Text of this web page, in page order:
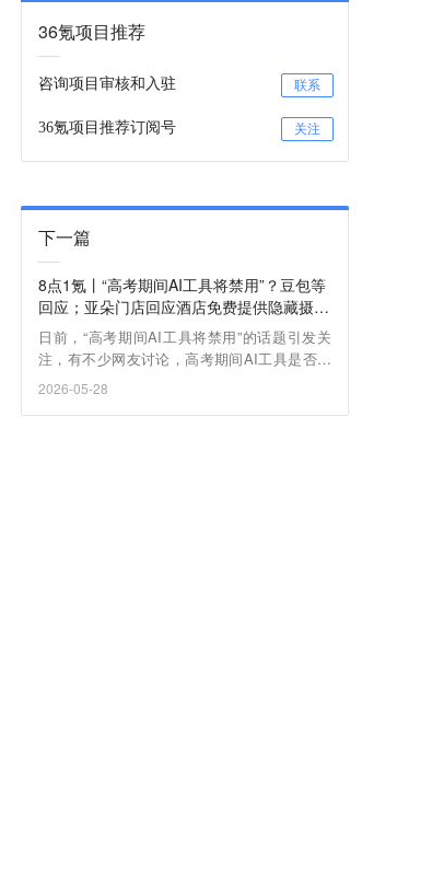
36氪项目推荐
咨询项目审核和入驻 联系
36氪项目推荐订阅号 关注
下一篇
8点1氪丨“高考期间AI工具将禁用”？豆包等
回应；亚朵门店回应酒店免费提供隐藏摄像
头检测仪；三星工会同意新薪酬方案，人均
270万元奖金
日前，“高考期间AI工具将禁用”的话题引发关
注，有不少网友讨论，高考期间AI工具是否将
暂停拍题识图等功能？
2026-05-28